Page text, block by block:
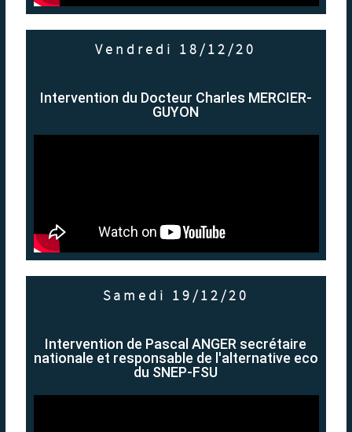
Vendredi 18/12/20
Intervention du Docteur Charles MERCIER-
GUYON
Samedi 19/12/20
Intervention de Pascal ANGER secrétaire
nationale et responsable de l'alternative eco
du SNEP-FSU